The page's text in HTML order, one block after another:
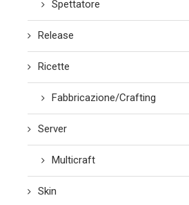
Spettatore
Release
Ricette
Fabbricazione/Crafting
Server
Multicraft
Skin